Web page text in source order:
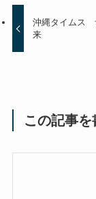
沖縄タイムス
来
この記事を